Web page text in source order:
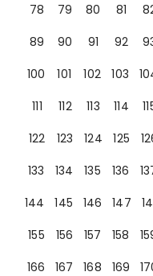
78
79 80 81
89
90 91 92
100
101 102 103
111
112 113 114
122
123 124 125
133
134 135 136
144
145 146 147
155
156 157 158
166
167 168 169